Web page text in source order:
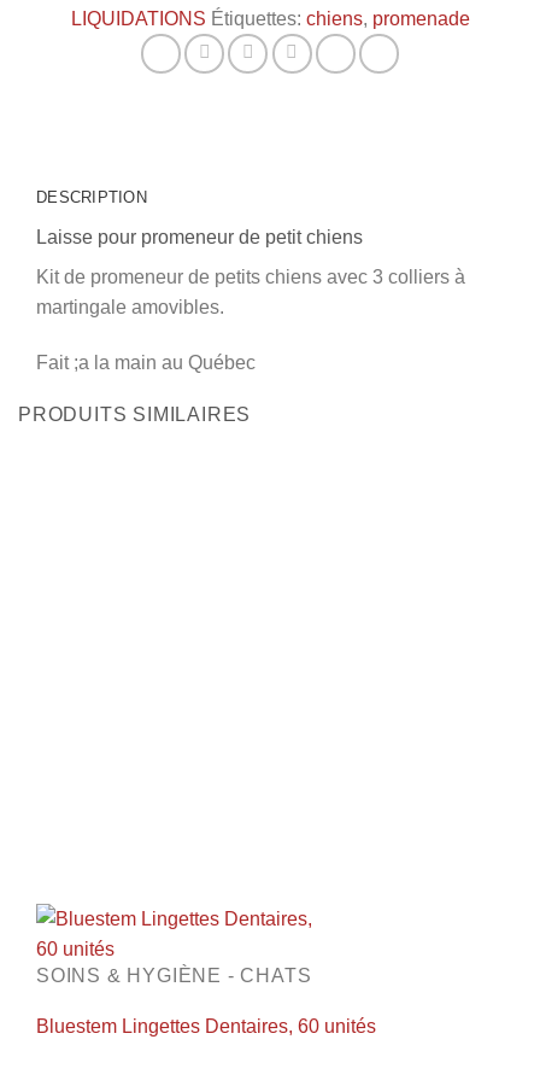
LIQUIDATIONS Étiquettes: chiens, promenade
DESCRIPTION
Laisse pour promeneur de petit chiens
Kit de promeneur de petits chiens avec 3 colliers à
martingale amovibles.
Fait ;a la main au Québec
PRODUITS SIMILAIRES
SOINS & HYGIÈNE - CHATS
Bluestem Lingettes Dentaires, 60 unités